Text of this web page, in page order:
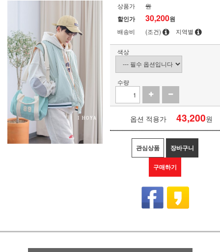
상품가 원
할인가 30,200원
배송비 (조건) 지역별
색상
수량
옵션 적용가 43,200원
관심상품 장바구니
구매하기